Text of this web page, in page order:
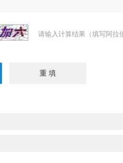
请输入计算结果（填写阿拉